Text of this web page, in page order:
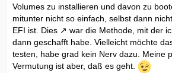
Volumes zu installieren und davon zu
mitunter nicht so einfach, selbst dann
EFI ist. Dies
war die Methode, mit der
dann geschafft habe. Vielleicht möchte
testen, habe grad kein Nerv dazu. Meine
Vermutung ist aber, daß es geht.